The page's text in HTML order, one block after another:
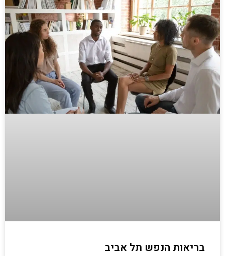
בריאות הנפש תל אביב